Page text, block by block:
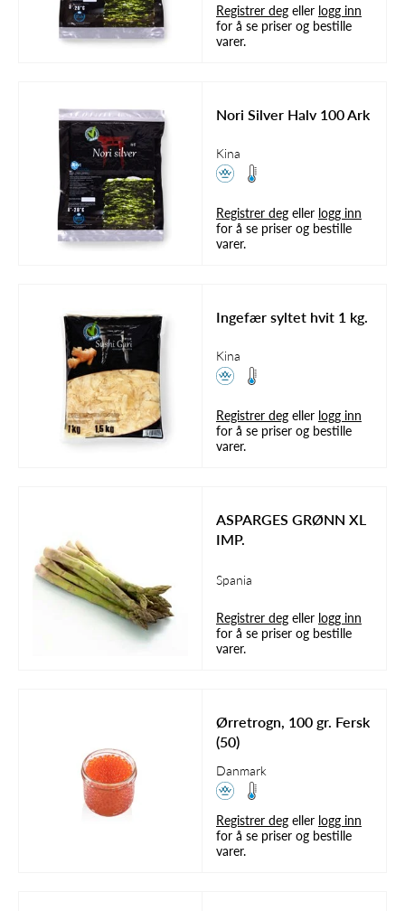
Registrer deg eller logg inn
for å se priser og bestille
varer.
Nori Silver Halv 100 Ark
Kina
Registrer deg eller logg inn
for å se priser og bestille
varer.
Ingefær syltet hvit 1 kg.
Kina
Registrer deg eller logg inn
for å se priser og bestille
varer.
ASPARGES GRØNN XL
IMP.
Spania
Registrer deg eller logg inn
for å se priser og bestille
varer.
Ørretrogn, 100 gr. Fersk
(50)
Danmark
Registrer deg eller logg inn
for å se priser og bestille
varer.